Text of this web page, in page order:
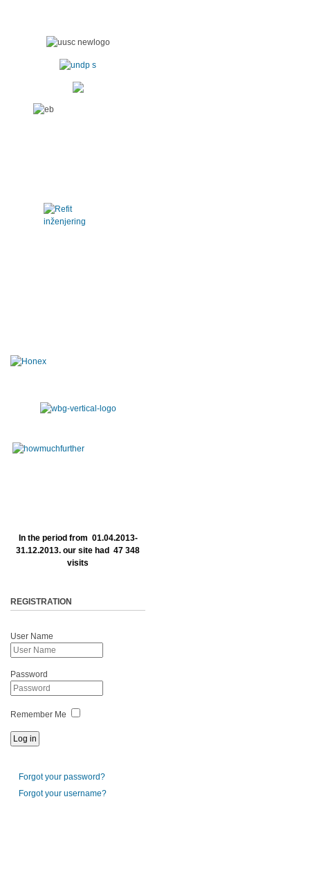
In the period from 01.04.2013-
31.12.2013. our site had 47 348
visits
REGISTRATION
User Name
Password
Remember Me
Forgot your password?
Forgot your username?